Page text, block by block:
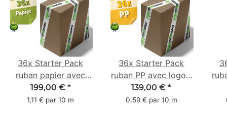
36x Starter Pack
ruban papier avec
logo - 1 couleur - 50
mm x 50 m -
199,00 € *
1,11 € par 10 m
36x Starter Pack
ruban PP avec logo -
1 couleur - 48 mm x
66 m
139,00 € *
0,59 € par 10 m